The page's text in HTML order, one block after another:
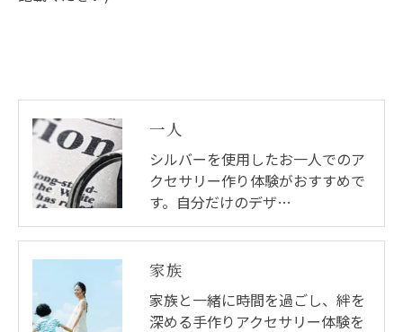
一人
シルバーを使用したお一人でのア
クセサリー作り体験がおすすめで
す。自分だけのデザ…
家族
家族と一緒に時間を過ごし、絆を
深める手作りアクセサリー体験を